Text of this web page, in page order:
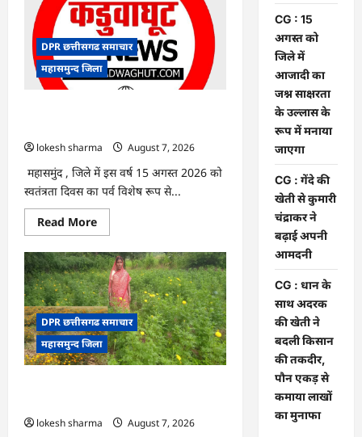
आपदा
प्रबंधन
संबंधी
राज्य
स्तरीय
मॉक
एक्सरसाइज
कार्यशाला
आयोजित
DPR छत्तीसगढ समाचार
महासमुन्द जिला
lokesh sharma
August 7, 2026
महासमुंद , जिले में इस वर्ष 15 अगस्त 2026 को
स्वतंत्रता दिवस का पर्व विशेष रूप से...
Read MoreRead
more
CG
:
15
अगस्त
को
जिले
में
आजादी
का
जश्न
साक्षरता
में
DPR छत्तीसगढ समाचार
महासमुन्द जिला
lokesh sharma
August 7, 2026
CG : 15
अगस्त को
जिले में
आजादी का
जश्न साक्षरता
के उल्लास के
रूप में मनाया
जाएगा
CG : गेंदे की
खेती से कुमारी
चंद्राकर ने
बढ़ाई अपनी
आमदनी
CG : धान के
साथ अदरक
की खेती ने
बदली किसान
की तकदीर,
पौन एकड़ से
कमाया लाखों
का मुनाफा